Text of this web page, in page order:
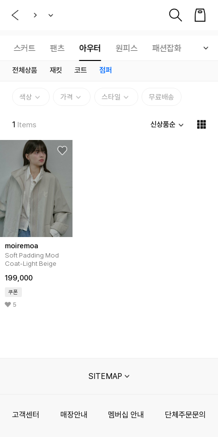
스커트 팬츠 아우터 원피스 패션잡화
전체상품 재킷 코트 점퍼
색상 가격 스타일 무료배송
1 Items 신상품순
moiremoa
Soft Padding Mod
Coat-Light Beige
199,000
쿠폰
5
SITEMAP
고객센터 매장안내 멤버십 안내 단체주문문의